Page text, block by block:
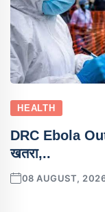
HEALTH
DRC Ebola
खतरा,..
08 AUGUST,